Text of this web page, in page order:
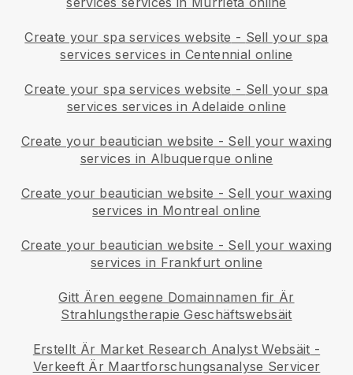
Create your spa services website - Sell your spa
services services in Centennial online
Create your spa services website - Sell your spa
services services in Adelaide online
Create your beautician website - Sell your waxing
services in Albuquerque online
Create your beautician website - Sell your waxing
services in Montreal online
Create your beautician website - Sell your waxing
services in Frankfurt online
Gitt Ären eegene Domainnamen fir Är
Strahlungstherapie Geschäftswebsäit
Erstellt Är Market Research Analyst Websäit -
Verkeeft Är Maartforschungsanalyse Servicer